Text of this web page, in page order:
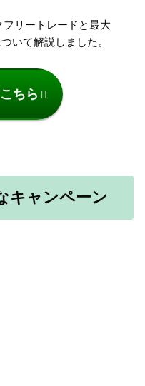
フリートレードと最大
いて解説しました。
ちら
キャンペーン